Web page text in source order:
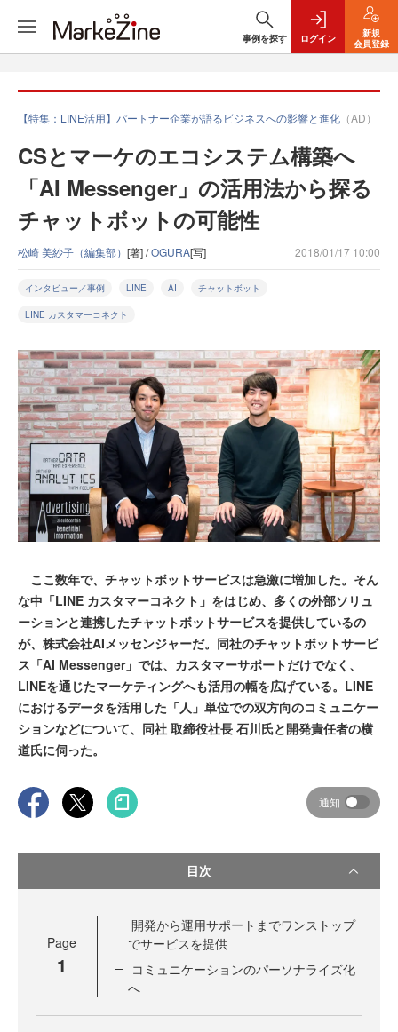
事例を探す ログイン
新規
会員登録
【特集：LINE活用】パートナー企業が語るビジネスへの影響と進化 （AD）
CSとマーケのエコシステム構築へ
「AI Messenger」の活用法から探る
チャットボットの可能性
松崎 美紗子（編集部） [著] /OGURA[写] 2018/01/17 10:00
インタビュー／事例 LINE AI チャットボット
LINE カスタマーコネクト
ここ数年で、チャットボットサービスは急激に増加した。そん
な中「LINE カスタマーコネクト」をはじめ、多くの外部ソリュ
ーションと連携したチャットボットサービスを提供しているの
が、株式会社AIメッセンジャーだ。同社のチャットボットサービ
ス「AI Messenger」では、カスタマーサポートだけでなく、
LINEを通じたマーケティングへも活用の幅を広げている。LINE
におけるデータを活用した「人」単位での双方向のコミュニケー
ションなどについて、同社 取締役社長 石川氏と開発責任者の横
道氏に伺った。
通知
目次
Page
1
開発から運用サポートまでワンストップ
でサービスを提供
コミュニケーションのパーソナライズ化
へ